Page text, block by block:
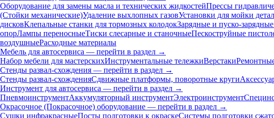
Оборудование для замены масла и технических жидкостейПрессы
(Стойки механические)Удаление выхлопных газовУстановки для мойки
дисковКлепальные станки для тормозных колодокЗарядные и пуско-зарядные
опорЛампы переносныеТиски слесарные и станочныеПескоструйные
воздушныеРасходные материалы
Мебель для автосервиса — перейти в раздел →
Набор мебели для мастерскихИнструментальные тележкиВерстаки
Стенды развал-схождения — перейти в раздел →
Стенды развал-схожденияСдвижные платформы, поворотные круги
Инструмент для автосервиса — перейти в раздел →
ПневмоинструментАккумуляторный инструментЭлектроинструмент
Окрасочное (Покрасочное) оборудование — перейти в раздел →
Сушки инфракрасныеПосты подготовки к окраскеСистемы подготовки